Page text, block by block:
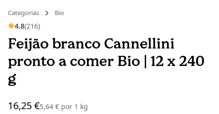
Categorias Bio
4.8(216)
Feijão branco Cannellini
pronto a comer Bio | 12 x 240
g
16,25 €5,64 € por 1 kg